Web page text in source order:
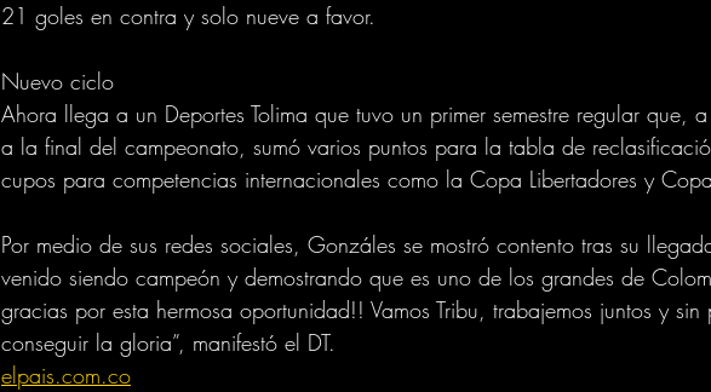
21 goles en contra y solo nueve a favor.
Nuevo ciclo
Ahora llega a un Deportes Tolima que tuvo un primer semestre regular que,
a la final del campeonato, sumó varios puntos para la tabla de
cupos para competencias internacionales como la Copa Libertadores y
Por medio de sus redes sociales, Gonzáles se mostró contento tras su
venido siendo campeón y demostrando que es uno de los grandes de
gracias por esta hermosa oportunidad!! Vamos Tribu, trabajemos juntos y sin
conseguir la gloria”, manifestó el DT.
elpais.com.co